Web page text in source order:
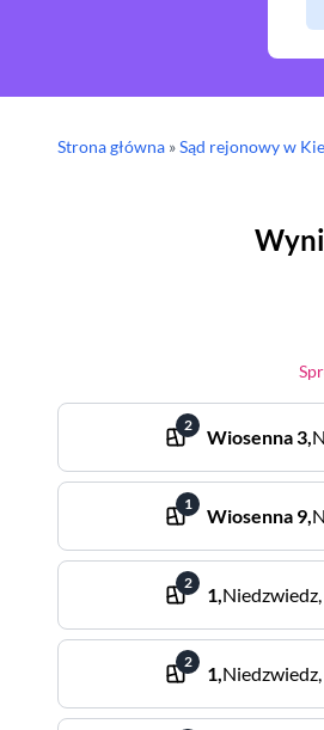
Strona główna »Sąd rejonowyw
2
Wiosenna3,
1
Wiosenna 9,
2
1,Niedzwiedz,
2
1,Niedzwiedz,